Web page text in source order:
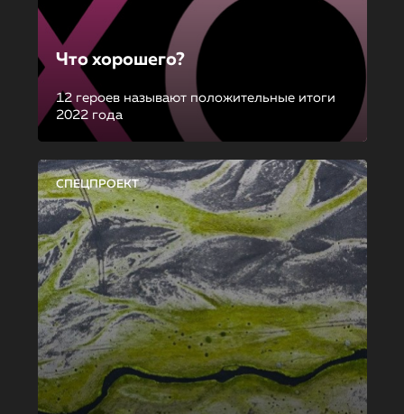
Что хорошего?
12 героев называют положительные итоги
2022 года
СПЕЦПРОЕКТ